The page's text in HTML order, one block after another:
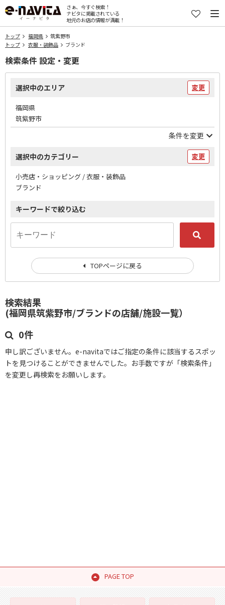
さぁ、今すぐ検索！
ナビタに掲載されている
地元のお店の情報が満載！
トップ 福岡県
筑紫野市
トップ
衣服・装飾品 ブランド
検索結果
(福岡県筑紫野市/ブランドの店舗/施設一覧）
0件
申し訳ございません。e-navitaではご指定の条件に該当するスポッ
トを見つけることができませんでした。お手数ですが「検索条件」
を変更し再検索をお願いします。
検索条件 設定・変更
選択中のエリア 変更
福岡県
筑紫野市
条件を変更
選択中のカテゴリー 変更
小売店・ショッピング / 衣服・装飾品
ブランド
キーワードで絞り込む
TOPページに戻る
PAGE TOP